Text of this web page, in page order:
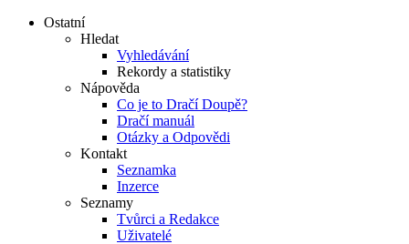
Ostatní
Hledat
Vyhledávání
Rekordy a statistiky
Nápověda
Co je to Dračí Doupě?
Dračí manuál
Otázky a Odpovědi
Kontakt
Seznamka
Inzerce
Seznamy
Tvůrci a Redakce
Uživatelé